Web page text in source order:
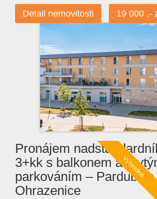
Detail nemovitosti 19 000 ,-
Pronájem
3+kk s balkonem a
parkováním – Pardubice,
Ohrazenice